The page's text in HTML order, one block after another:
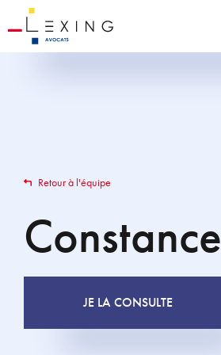
Retour à l'équipe
Constance
JE LA CONSULTE